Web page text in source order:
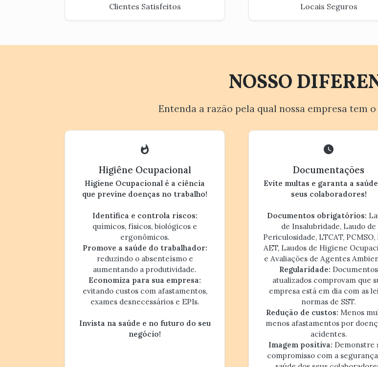
Clientes Satisfeitos Locais Seguros
NOSSO
Entenda a razão pela qual nossa empresa tem
Higiêne Ocupacional
Higiene Ocupacional é a ciência
que previne doenças no trabalho!
Identifica e controla riscos:
químicos, físicos, biológicos e
ergonômicos.
Promove a saúde do trabalhador:
reduzindo o absenteísmo e
aumentando a produtividade.
Economiza para sua empresa:
evitando custos com afastamentos,
exames desnecessários e EPIs.
Invista na saúde e no futuro do seu
negócio!
Documentações
Evite multas e garanta a
seus colaboradores!
Documentos obrigatórios:
de Insalubridade, Laudo de
Periculosidade, LTCAT, PCMSO,
AET, Laudos de Higiene
e Avaliações de Agentes
Regularidade: Documentos
atualizados comprovam que
empresa está em dia com as
normas de SST.
Redução de custos: Menos
menos afastamentos por
acidentes.
Imagem positiva: Demonstre
compromisso com a